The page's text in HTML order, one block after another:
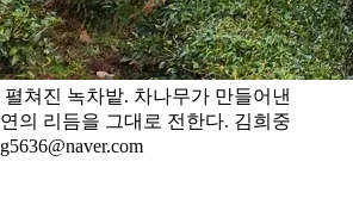
쳐진 녹차밭. 차나무가 만들어낸
의 리듬을 그대로 전한다. 김희중